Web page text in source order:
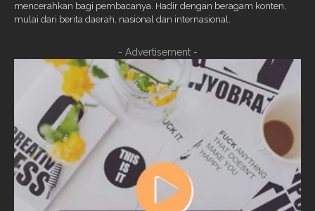
mencerahkan bagi pembacanya. Hadir dengan beragam konten,
mulai dari berita daerah, nasional dan internasional.
- Advertisement -